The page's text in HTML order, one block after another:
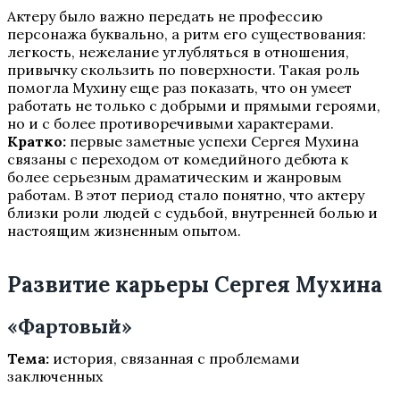
Актеру было важно передать не профессию
персонажа буквально, а ритм его существования:
легкость, нежелание углубляться в отношения,
привычку скользить по поверхности. Такая роль
помогла Мухину еще раз показать, что он умеет
работать не только с добрыми и прямыми героями,
но и с более противоречивыми характерами.
Кратко: первые заметные успехи Сергея Мухина
связаны с переходом от комедийного дебюта к
более серьезным драматическим и жанровым
работам. В этот период стало понятно, что актеру
близки роли людей с судьбой, внутренней болью и
настоящим жизненным опытом.
Развитие карьеры Сергея Мухина
«Фартовый»
Тема: история, связанная с проблемами
заключенных